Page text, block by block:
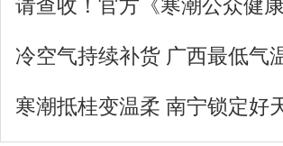
冷空气持续补货 广西最低气
寒潮抵桂变温柔 南宁锁定好